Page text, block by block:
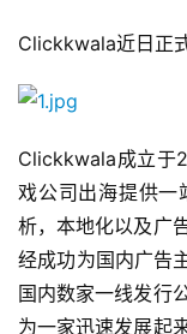
Clickkwala近日正
Clickkwala成立于
戏公司出海提供一
析，本地化以及广
经成功为国内广告
国内数家一线发行
为一家迅速发展起